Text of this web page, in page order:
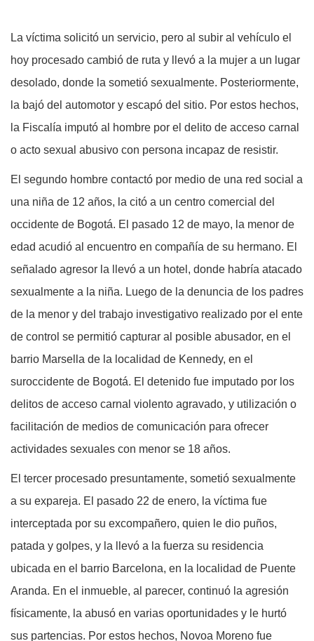
La víctima solicitó un servicio, pero al subir al vehículo el
hoy procesado cambió de ruta y llevó a la mujer a un lugar
desolado, donde la sometió sexualmente. Posteriormente,
la bajó del automotor y escapó del sitio. Por estos hechos,
la Fiscalía imputó al hombre por el delito de acceso carnal
o acto sexual abusivo con persona incapaz de resistir.
El segundo hombre contactó por medio de una red social a
una niña de 12 años, la citó a un centro comercial del
occidente de Bogotá. El pasado 12 de mayo, la menor de
edad acudió al encuentro en compañía de su hermano. El
señalado agresor la llevó a un hotel, donde habría atacado
sexualmente a la niña. Luego de la denuncia de los padres
de la menor y del trabajo investigativo realizado por el ente
de control se permitió capturar al posible abusador, en el
barrio Marsella de la localidad de Kennedy, en el
suroccidente de Bogotá. El detenido fue imputado por los
delitos de acceso carnal violento agravado, y utilización o
facilitación de medios de comunicación para ofrecer
actividades sexuales con menor se 18 años.
El tercer procesado presuntamente, sometió sexualmente
a su expareja. El pasado 22 de enero, la víctima fue
interceptada por su excompañero, quien le dio puños,
patada y golpes, y la llevó a la fuerza su residencia
ubicada en el barrio Barcelona, en la localidad de Puente
Aranda. En el inmueble, al parecer, continuó la agresión
físicamente, la abusó en varias oportunidades y le hurtó
sus partencias. Por estos hechos, Novoa Moreno fue